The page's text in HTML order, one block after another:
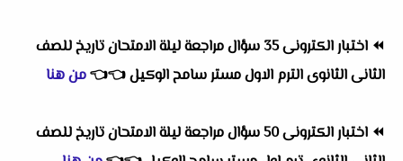
⏪
اختبار الكترونى 35 سؤال مراجعة ليلة الامتحان تاريخ للصف
الثانى الثانوى الترم الاول مستر سامح الوكيل👈
👈من هنا
⏪
اختبار الكترونى 50 سؤال مراجعة ليلة الامتحان تاريخ للصف